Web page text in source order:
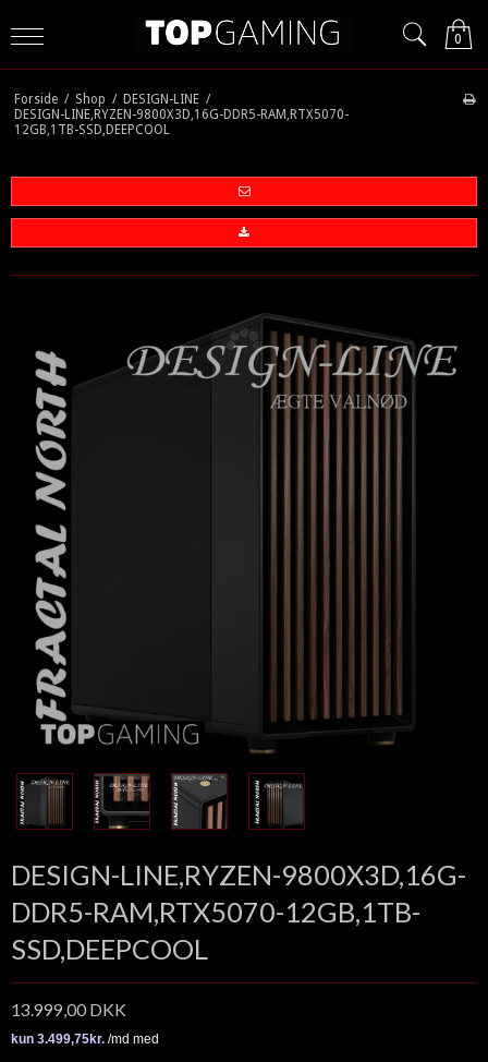
0
Forside / Shop / DESIGN-LINE /
DESIGN-LINE,RYZEN-9800X3D,16G-DDR5-RAM,RTX5070-
12GB,1TB-SSD,DEEPCOOL
DESIGN-LINE,RYZEN-9800X3D,16G-
DDR5-RAM,RTX5070-12GB,1TB-
SSD,DEEPCOOL
13.999,00 DKK